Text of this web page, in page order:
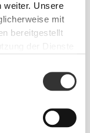
weiter. Unsere
mit
bereitgestellt
Look.
AUF D